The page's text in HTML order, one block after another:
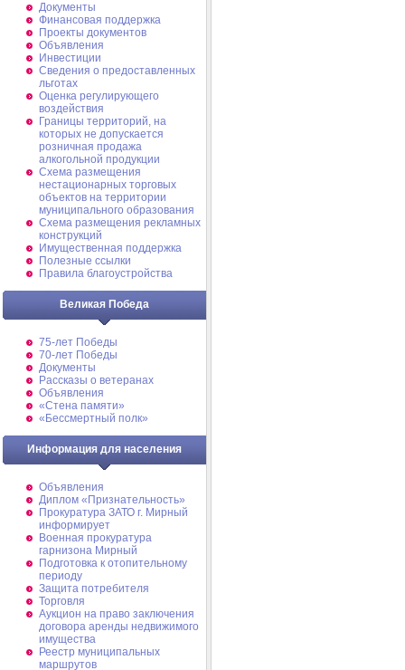
Документы
Финансовая поддержка
Проекты документов
Объявления
Инвестиции
Сведения о предоставленных
льготах
Оценка регулирующего
воздействия
Границы территорий, на
которых не допускается
розничная продажа
алкогольной продукции
Схема размещения
нестационарных торговых
объектов на территории
муниципального образования
Схема размещения рекламных
конструкций
Имущественная поддержка
Полезные ссылки
Правила благоустройства
Великая Победа
75-лет Победы
70-лет Победы
Документы
Рассказы о ветеранах
Объявления
«Стена памяти»
«Бессмертный полк»
Информация для населения
Объявления
Диплом «Признательность»
Прокуратура ЗАТО г. Мирный
информирует
Военная прокуратура
гарнизона Мирный
Подготовка к отопительному
периоду
Защита потребителя
Торговля
Аукцион на право заключения
договора аренды недвижимого
имущества
Реестр муниципальных
маршрутов